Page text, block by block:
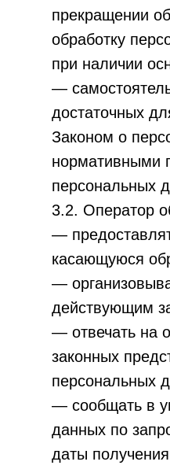
прекращении
обработку
при наличии
—
достаточных
Законом о
нормативными
персональных
3.2. Оператор
—
касающуюся
—
действующим
— отвечать на
законных
персональных
— сообщать в
данных по
даты получения